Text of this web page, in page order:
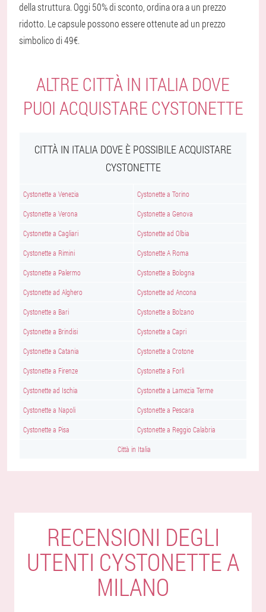
della struttura. Oggi 50% di sconto, ordina ora a un prezzo
ridotto. Le capsule possono essere ottenute ad un prezzo
simbolico di 49€.
ALTRE CITTÀ IN ITALIA DOVE
PUOI ACQUISTARE CYSTONETTE
CITTÀ IN ITALIA DOVE È POSSIBILE ACQUISTARE
CYSTONETTE
Cystonette a Venezia Cystonette a Torino
Cystonette a Verona Cystonette a Genova
Cystonette a Cagliari Cystonette ad Olbia
Cystonette a Rimini Cystonette A Roma
Cystonette a Palermo Cystonette a Bologna
Cystonette ad Alghero Cystonette ad Ancona
Cystonette a Bari Cystonette a Bolzano
Cystonette a Brindisi Cystonette a Capri
Cystonette a Catania Cystonette a Crotone
Cystonette a Firenze Cystonette a Forlì
Cystonette ad Ischia Cystonette a Lamezia Terme
Cystonette a Napoli Cystonette a Pescara
Cystonette a Pisa Cystonette a Reggio Calabria
Città in Italia
RECENSIONI DEGLI
UTENTI CYSTONETTE A
MILANO